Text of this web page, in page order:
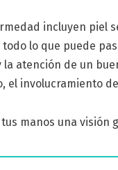
incluyen piel
lo que puede
atención de un
el involucramiento
manos una visión